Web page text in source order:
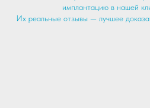
имплантацию в нашей
Их реальные отзывы — лучшее